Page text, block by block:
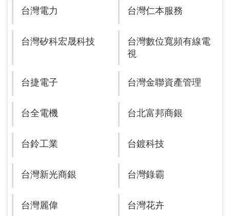
台灣電力 台灣仁本服務
台灣矽科宏晟科技
台灣數位寬頻有線電
視
台捷電子 台灣金聯資產管理
台全電機 台北富邦商銀
台鈴工業 台鍍科技
台灣新光商銀 台灣錄霸
台灣麗偉 台灣花卉